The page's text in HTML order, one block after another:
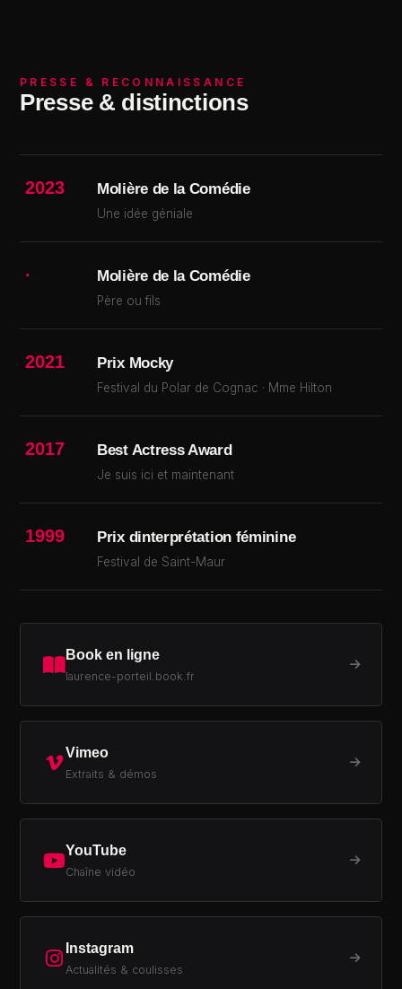
PRESSE & RECONNAISSANCE
Presse & distinctions
2023 Molière de la Comédie
Une idée géniale
· Molière de la Comédie
Père ou fils
2021 Prix Mocky
Festival du Polar de Cognac · Mme Hilton
2017 Best Actress Award
Je suis ici et maintenant
1999 Prix dinterprétation féminine
Festival de Saint-Maur
Book en ligne
laurence-porteil.book.fr
Vimeo
Extraits & démos
YouTube
Chaîne vidéo
Instagram
Actualités & coulisses